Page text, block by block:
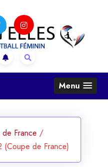
Menu
France /
de France)